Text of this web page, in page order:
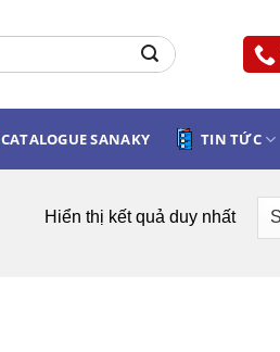
CATALOGUE SANAKY TIN TỨC
Hiển thị kết quả duy nhất